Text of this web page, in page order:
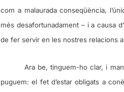
com a malaurada conseqüència,
més desafortunadament – i a causa
de fer servir en les nostres relacions
Ara be, tinguem-ho clar, i
puguem: el fet d’estar obligats a